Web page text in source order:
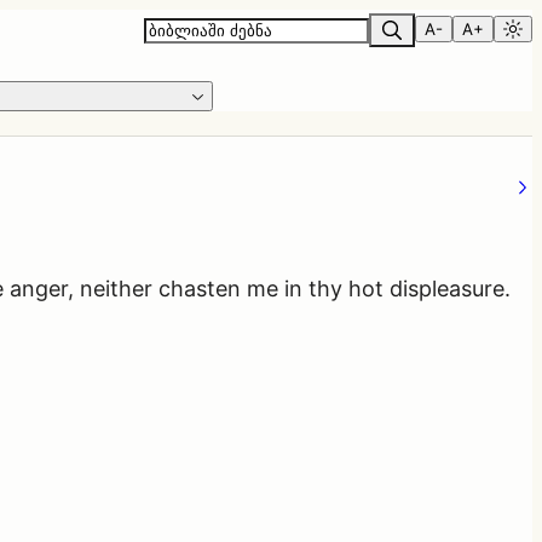
A- A+
neither chasten me in thy hot displeasure.